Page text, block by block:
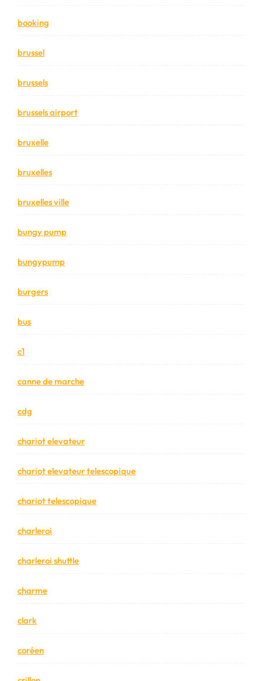
booking
brussel
brussels
brussels airport
bruxelle
bruxelles
bruxelles ville
bungy pump
bungypump
burgers
bus
c1
canne de marche
cdg
chariot elevateur
chariot elevateur telescopique
chariot telescopique
charleroi
charleroi shuttle
charme
clark
coréen